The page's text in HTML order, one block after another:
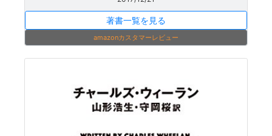
著書一覧を見る
amazonカスタマーレビュー